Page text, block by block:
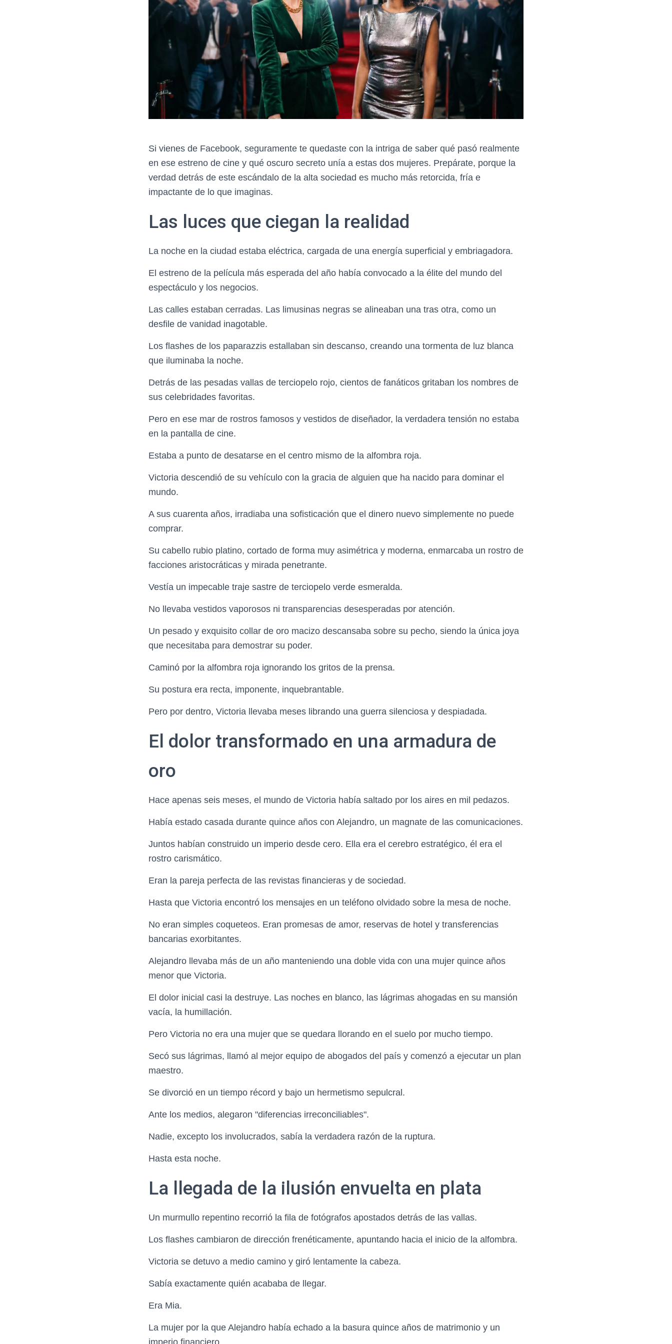
Si vienes de Facebook, seguramente te quedaste con la intriga de saber qué pasó realmente
en ese estreno de cine y qué oscuro secreto unía a estas dos mujeres. Prepárate, porque la
verdad detrás de este escándalo de la alta sociedad es mucho más retorcida, fría e
impactante de lo que imaginas.
Las luces que ciegan la realidad
La noche en la ciudad estaba eléctrica, cargada de una energía superficial y embriagadora.
El estreno de la película más esperada del año había convocado a la élite del mundo del
espectáculo y los negocios.
Las calles estaban cerradas. Las limusinas negras se alineaban una tras otra, como un
desfile de vanidad inagotable.
Los flashes de los paparazzis estallaban sin descanso, creando una tormenta de luz blanca
que iluminaba la noche.
Detrás de las pesadas vallas de terciopelo rojo, cientos de fanáticos gritaban los nombres de
sus celebridades favoritas.
Pero en ese mar de rostros famosos y vestidos de diseñador, la verdadera tensión no estaba
en la pantalla de cine.
Estaba a punto de desatarse en el centro mismo de la alfombra roja.
Victoria descendió de su vehículo con la gracia de alguien que ha nacido para dominar el
mundo.
A sus cuarenta años, irradiaba una sofisticación que el dinero nuevo simplemente no puede
comprar.
Su cabello rubio platino, cortado de forma muy asimétrica y moderna, enmarcaba un rostro de
facciones aristocráticas y mirada penetrante.
Vestía un impecable traje sastre de terciopelo verde esmeralda.
No llevaba vestidos vaporosos ni transparencias desesperadas por atención.
Un pesado y exquisito collar de oro macizo descansaba sobre su pecho, siendo la única joya
que necesitaba para demostrar su poder.
Caminó por la alfombra roja ignorando los gritos de la prensa.
Su postura era recta, imponente, inquebrantable.
Pero por dentro, Victoria llevaba meses librando una guerra silenciosa y despiadada.
El dolor transformado en una armadura de
oro
Hace apenas seis meses, el mundo de Victoria había saltado por los aires en mil pedazos.
Había estado casada durante quince años con Alejandro, un magnate de las comunicaciones.
Juntos habían construido un imperio desde cero. Ella era el cerebro estratégico, él era el
rostro carismático.
Eran la pareja perfecta de las revistas financieras y de sociedad.
Hasta que Victoria encontró los mensajes en un teléfono olvidado sobre la mesa de noche.
No eran simples coqueteos. Eran promesas de amor, reservas de hotel y transferencias
bancarias exorbitantes.
Alejandro llevaba más de un año manteniendo una doble vida con una mujer quince años
menor que Victoria.
El dolor inicial casi la destruye. Las noches en blanco, las lágrimas ahogadas en su mansión
vacía, la humillación.
Pero Victoria no era una mujer que se quedara llorando en el suelo por mucho tiempo.
Secó sus lágrimas, llamó al mejor equipo de abogados del país y comenzó a ejecutar un plan
maestro.
Se divorció en un tiempo récord y bajo un hermetismo sepulcral.
Ante los medios, alegaron "diferencias irreconciliables".
Nadie, excepto los involucrados, sabía la verdadera razón de la ruptura.
Hasta esta noche.
La llegada de la ilusión envuelta en plata
Un murmullo repentino recorrió la fila de fotógrafos apostados detrás de las vallas.
Los flashes cambiaron de dirección frenéticamente, apuntando hacia el inicio de la alfombra.
Victoria se detuvo a medio camino y giró lentamente la cabeza.
Sabía exactamente quién acababa de llegar.
Era Mia.
La mujer por la que Alejandro había echado a la basura quince años de matrimonio y un
imperio financiero.